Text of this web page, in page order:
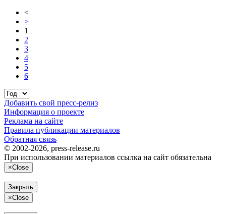
<
>
1
2
3
4
5
6
Добавить свой пресс-релиз
Информация о проекте
Реклама на сайте
Правила публикации материалов
Обратная связь
© 2002-2026, press-release.ru
При использовании материалов ссылка на сайт обязательна
×Close
Закрыть
×Close